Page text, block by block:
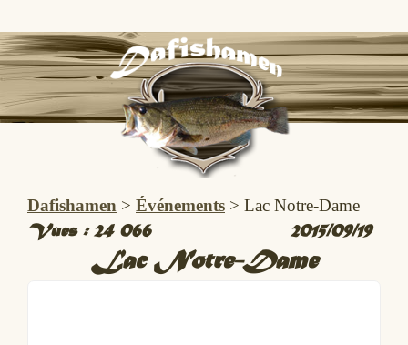
Dafishamen > Événements > Lac Notre-Dame
Vues :24 066 2015/09/19
Lac Notre-Dame